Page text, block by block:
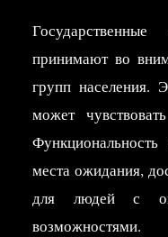
Новосибирске
современном
важную роль
государственные
привлекательные
своих сотрудников
принимают во
групп населения.
может
места ожидания,
для людей с
возможностями.